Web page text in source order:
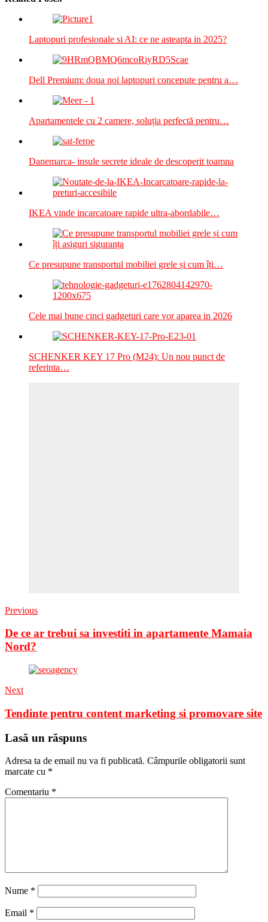
Laptopuri profesionale si AI: ce ne asteapta in 2025?
Dell Premium: doua noi laptopuri concepute pentru a…
Apartamentele cu 2 camere, soluția perfectă pentru…
Danemarca- insule secrete ideale de descoperit toamna
IKEA vinde incarcatoare rapide ultra-abordabile…
Ce presupune transportul mobiliei grele și cum îți…
Cele mai bune cinci gadgeturi care vor aparea in 2026
SCHENKER KEY 17 Pro (M24): Un nou punct de
referinta…
Previous
De ce ar trebui sa investiti in apartamente Mamaia
Nord?
Next
Tendinte pentru content marketing si promovare site
Lasă un răspuns
Adresa ta de email nu va fi publicată. Câmpurile obligatorii sunt
marcate cu *
Comentariu *
Nume *
Email *